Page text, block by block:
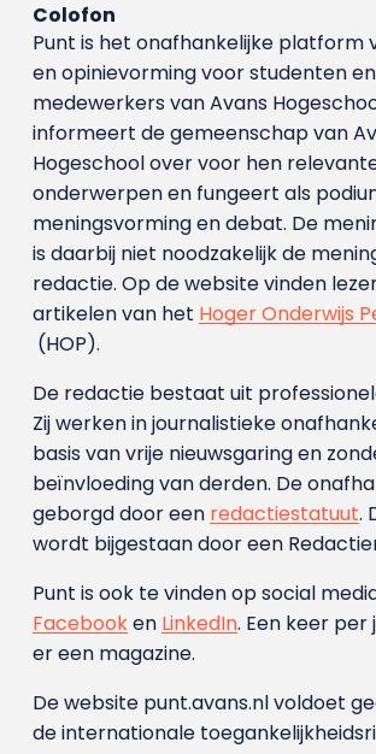
Colofon
Punt is het onafhankelijke platform
en opinievorming voor studenten en
medewerkers van Avans
informeert de gemeenschap van
Hogeschool over voor hen
onderwerpen en fungeert als
meningsvorming en debat. De
is daarbij niet noodzakelijk de
redactie. Op de website vinden
artikelen van het Hoger Onderwijs
(HOP).
De redactie bestaat uit
Zij werken in journalistieke
basis van vrije nieuwsgaring en
beïnvloeding van derden. De
geborgd door een redactiestatuut.
wordt bijgestaan door een
Punt is ook te vinden op social
Facebooken LinkedIn. Een keer
er een magazine.
De website punt.avans.nl voldoet
de internationale